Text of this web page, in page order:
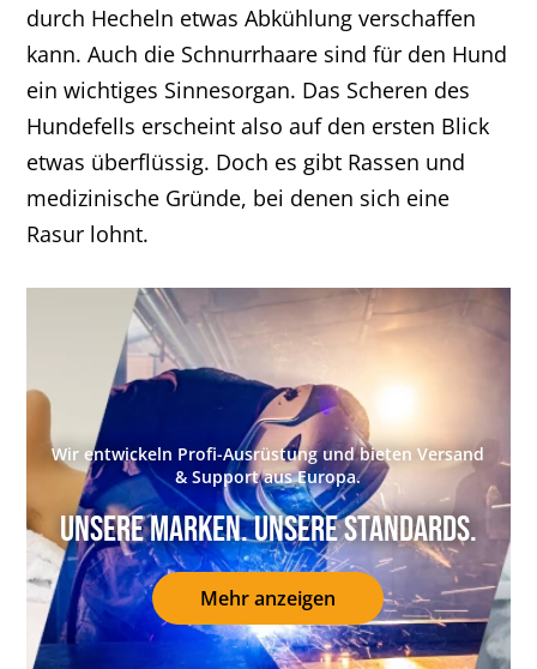
durch Hecheln etwas Abkühlung verschaffen
kann. Auch die Schnurrhaare sind für den Hund
ein wichtiges Sinnesorgan. Das Scheren des
Hundefells erscheint also auf den ersten Blick
etwas überflüssig. Doch es gibt Rassen und
medizinische Gründe, bei denen sich eine
Rasur lohnt.
Wir entwickeln Profi-Ausrüstung und bieten Versand
& Support aus Europa.
Unsere Marken. Unsere Standards.
Mehr anzeigen